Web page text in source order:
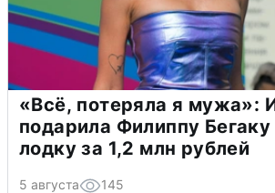
«Всё, потеряла я мужа»:
подарила Филиппу
лодку за 1,2 млн рублей
5 августа 145